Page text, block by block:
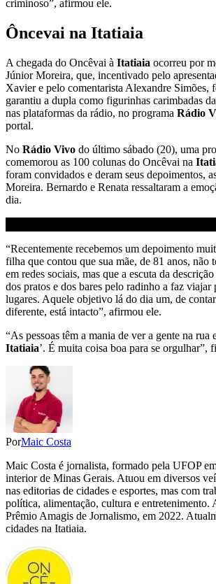
criminoso”, afirmou ele.
Ôncevai na Itatiaia
A chegada do Oncêvai à Itatiaia ocorreu por
Júnior Moreira, que, incentivado pelo
Xavier e pelo comentarista Alexandre Simões,
garantiu a dupla como figurinhas carimbadas
nas plataformas da rádio, no programa Rádio
portal.
No Rádio Vivo do último sábado (20), uma
comemorou as 100 colunas do Oncêvai na
foram convidados e deram seus depoimentos,
Moreira. Bernardo e Renata ressaltaram a
dia.
“Recentemente recebemos um depoimento
filha que contou que sua mãe, de 81 anos, não
em redes sociais, mas que a escuta da
dos pratos e dos bares pelo radinho a faz viajar
lugares. Aquele objetivo lá do dia um, de
diferente, está intacto”, afirmou ele.
“As pessoas têm a mania de ver a gente na rua
Itatiaia’. É muita coisa boa para se orgulhar”,
PorMaic Costa
Maic Costa é jornalista, formado pela UFOP
interior de Minas Gerais. Atuou em diversos
nas editorias de cidades e esportes, mas com
política, alimentação, cultura e entretenimento.
Prêmio Amagis de Jornalismo, em 2022.
cidades na Itatiaia.